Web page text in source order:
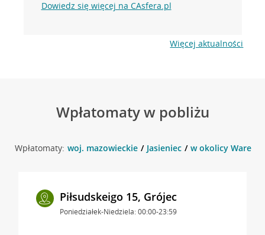
Dowiedz się więcej na CAsfera.pl
Więcej aktualności
Wpłatomaty w pobliżu
Wpłatomaty: woj. mazowieckie Jasieniec w okolicy
Piłsudskeigo 15, Grójec
Poniedziałek-Niedziela: 00:00-23:59